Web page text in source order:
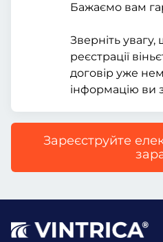
Бажаємо вам
Зверніть увагу,
реєстрації
договір уже
інформацію ви
Зареєструйте